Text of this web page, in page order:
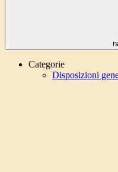
Categorie
Disposizioni